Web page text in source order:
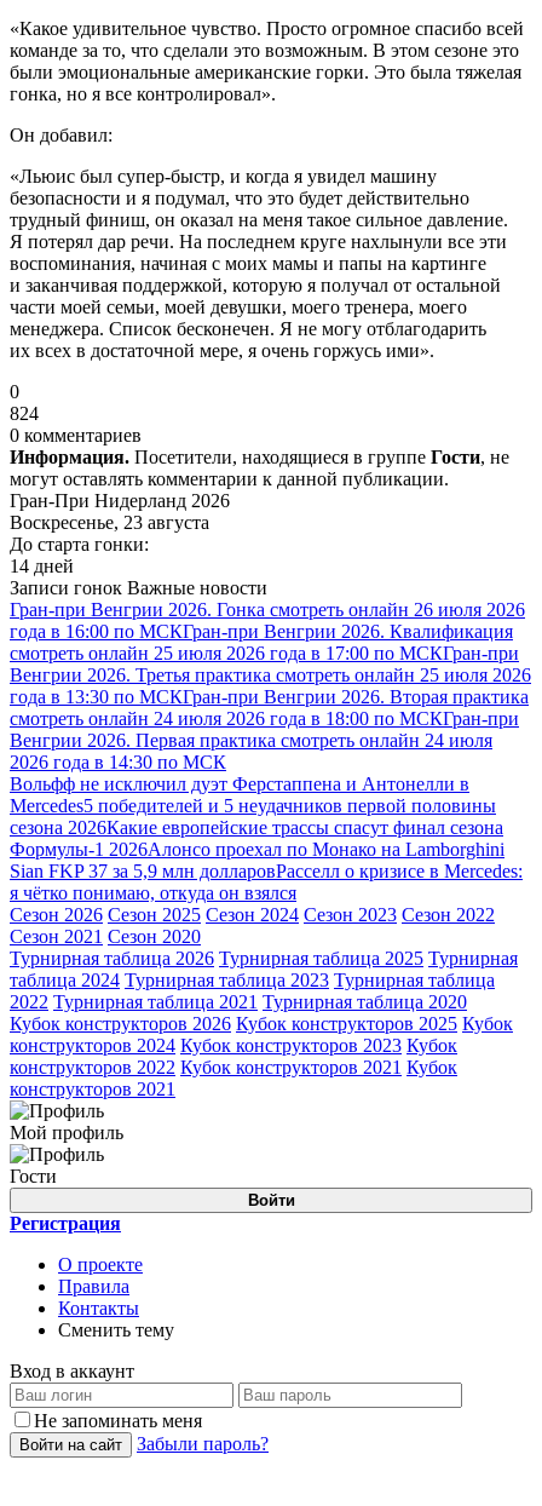
«Какое удивительное чувство. Просто огромное спасибо всей
команде за то, что сделали это возможным. В этом сезоне это
были эмоциональные американские горки. Это была тяжелая
гонка, но я все контролировал».
Он добавил:
«Льюис был супер-быстр, и когда я увидел машину
безопасности и я подумал, что это будет действительно
трудный финиш, он оказал на меня такое сильное давление.
Я потерял дар речи. На последнем круге нахлынули все эти
воспоминания, начиная с моих мамы и папы на картинге
и заканчивая поддержкой, которую я получал от остальной
части моей семьи, моей девушки, моего тренера, моего
менеджера. Список бесконечен. Я не могу отблагодарить
их всех в достаточной мере, я очень горжусь ими».
0
824
0 комментариев
Информация. Посетители, находящиеся в группе Гости, не
могут оставлять комментарии к данной публикации.
Гран-При Нидерланд 2026
Воскресенье, 23 августа
До старта гонки:
14 дней
Записи гонок Важные новости
Гран-при Венгрии 2026. Гонка смотреть онлайн 26 июля 2026
года в 16:00 по МСКГран-при Венгрии 2026. Квалификация
смотреть онлайн 25 июля 2026 года в 17:00 по МСКГран-при
Венгрии 2026. Третья практика смотреть онлайн 25 июля 2026
года в 13:30 по МСКГран-при Венгрии 2026. Вторая практика
смотреть онлайн 24 июля 2026 года в 18:00 по МСКГран-при
Венгрии 2026. Первая практика смотреть онлайн 24 июля
2026 года в 14:30 по МСК
Вольфф не исключил дуэт Ферстаппена и Антонелли в
Mercedes5 победителей и 5 неудачников первой половины
сезона 2026Какие европейские трассы спасут финал сезона
Формулы-1 2026Алонсо проехал по Монако на Lamborghini
Sian FKP 37 за 5,9 млн долларовРасселл о кризисе в Mercedes:
я чётко понимаю, откуда он взялся
Сезон 2026 Сезон 2025 Сезон 2024 Сезон 2023 Сезон 2022
Сезон 2021 Сезон 2020
Турнирная таблица 2026 Турнирная таблица 2025 Турнирная
таблица 2024 Турнирная таблица 2023 Турнирная таблица
2022 Турнирная таблица 2021 Турнирная таблица 2020
Кубок конструкторов 2026 Кубок конструкторов 2025 Кубок
конструкторов 2024 Кубок конструкторов 2023 Кубок
конструкторов 2022 Кубок конструкторов 2021 Кубок
конструкторов 2021
Мой профиль
Гости
Войти
Регистрация
О проекте
Правила
Контакты
Сменить тему
Вход в аккаунт
Не запоминать меня
Войти на сайт Забыли пароль?